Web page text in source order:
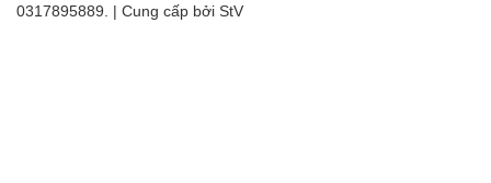
0317895889. | Cung cấp bởi StV